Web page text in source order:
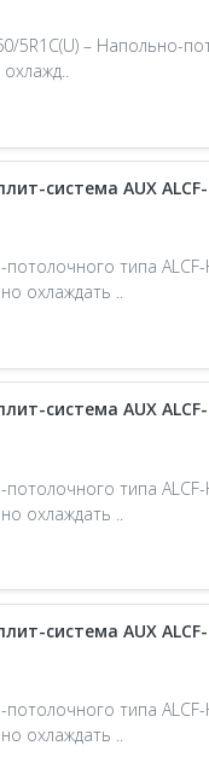
5R1C(U) – Напольно-
система AUX ALCF-
типа
охлаждать ..
система AUX ALCF-
типа
охлаждать ..
система AUX ALCF-
типа
охлаждать ..